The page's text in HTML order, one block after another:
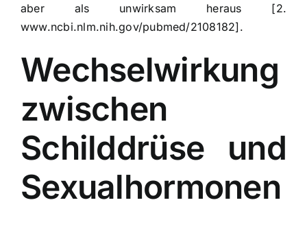
aber als unwirksam heraus [2.
www.ncbi.nlm.nih.gov/pubmed/2108182].
Wechselwirkung
zwischen
Schilddrüse und
Sexualhormonen